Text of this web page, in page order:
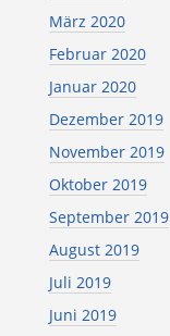
März 2020
Februar 2020
Januar 2020
Dezember 2019
November 2019
Oktober 2019
September 2019
August 2019
Juli 2019
Juni 2019